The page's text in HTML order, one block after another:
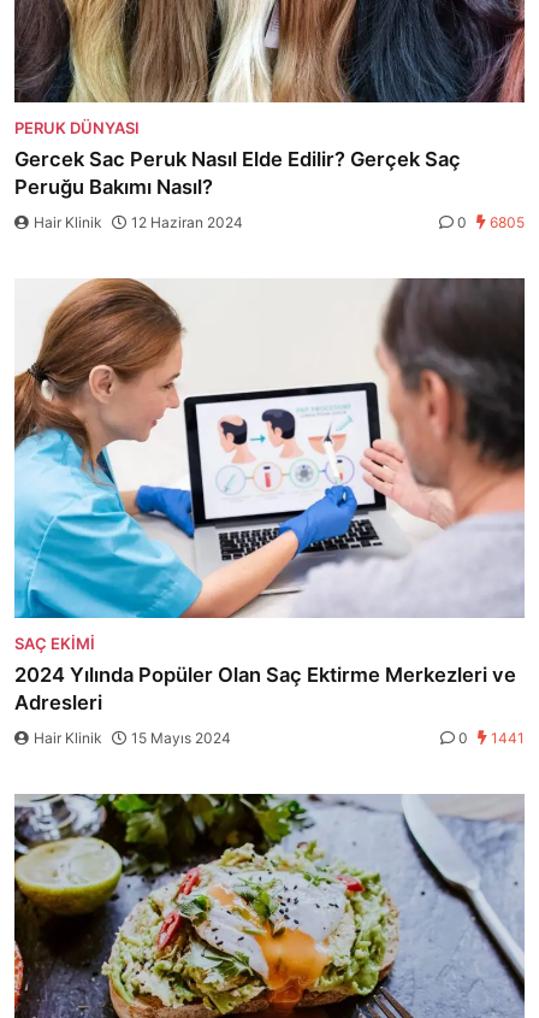
PERUK DÜNYASI
Gercek Sac Peruk Nasıl Elde Edilir? Gerçek Saç
Peruğu Bakımı Nasıl?
Hair Klinik 12 Haziran 2024 0 6805
SAÇ EKIMI
2024 Yılında Popüler Olan Saç Ektirme Merkezleri ve
Adresleri
Hair Klinik 15 Mayıs 2024 0 1441